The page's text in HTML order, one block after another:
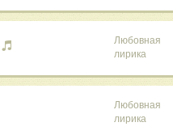
Любовная
лирика
Любовная
лирика